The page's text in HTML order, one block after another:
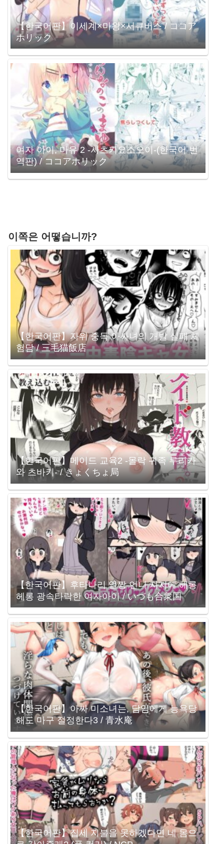
【한국어판】이세계×마왕×서큐버스 / ココア
ホリック
여자 아이, 마유 2 -사츠키요소오이-(한국어 번
역판) / ココアホリック
이쪽은 어떻습니까?
【한국어판】자위 중독 아싸녀의 개발 실패 체
험담 / 三毛猫飯店
【한국어판】메이드 교육2 -몰락 귀족 루리카
와 츠바키- / きょくちょ局
【한국어판】후타나리 얼짱 언니 자지에 헤롱
헤롱 광속타락한 여자아이 / いづも合衆国
【한국어판】아싸 미소녀는, 담임에게 능욕당
해도 마구 절정한다3 / 青水庵
【한국어판】집세 지불을 못하겠다면 네 몸으